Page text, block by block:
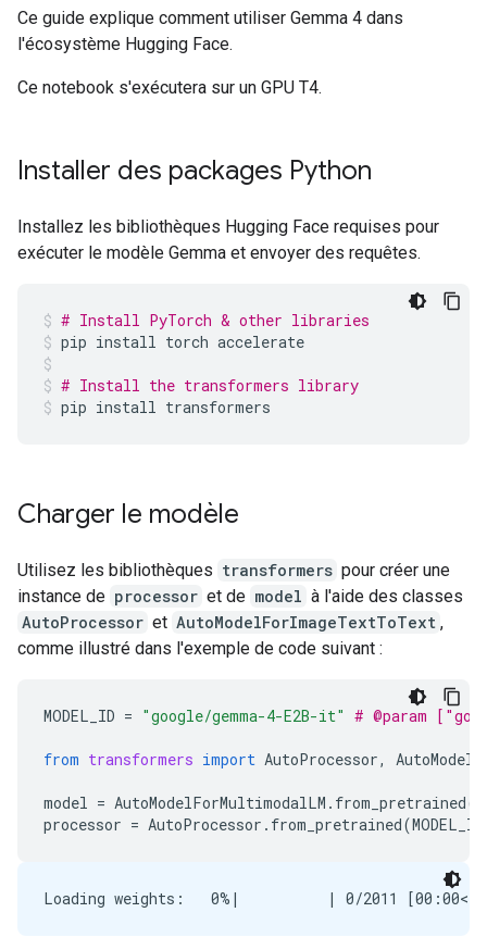
Ce guide explique comment utiliser Gemma 4 dans
l'écosystème Hugging Face.
Ce notebook s'exécutera sur un GPU T4.
Installer des packages Python
Installez les bibliothèques Hugging Face requises pour
exécuter le modèle Gemma et envoyer des requêtes.
# Install PyTorch & other libraries
pip install torch accelerate
# Install the transformers library
pip install transformers
Charger le modèle
Utilisez les bibliothèques transformers pour créer une
instance de processor et de model à l'aide des classes
AutoProcessor et AutoModelForImageTextToText ,
comme illustré dans l'exemple de code suivant :
MODEL_ID = "google/gemma-4-E2B-it" # @param
from transformers import AutoProcessor,
model = AutoModelForMultimodalLM . from_pretrained(
processor = AutoProcessor . from_pretrained(MODEL_ID